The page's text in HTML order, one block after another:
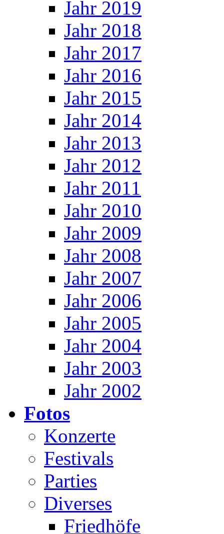
Jahr 2019
Jahr 2018
Jahr 2017
Jahr 2016
Jahr 2015
Jahr 2014
Jahr 2013
Jahr 2012
Jahr 2011
Jahr 2010
Jahr 2009
Jahr 2008
Jahr 2007
Jahr 2006
Jahr 2005
Jahr 2004
Jahr 2003
Jahr 2002
Fotos
Konzerte
Festivals
Parties
Diverses
Friedhöfe